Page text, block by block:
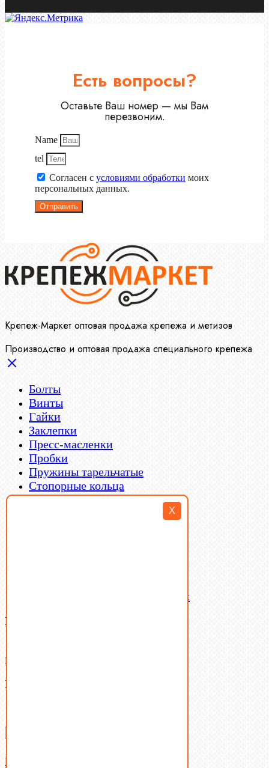
X
Есть вопросы?
Оставьте Ваш номер — мы Вам
перезвоним.
Name
tel
Согласен с условиями обработки моих
персональных данных.
Отправить
Крепеж-Маркет оптовая продажа крепежа и метизов
Производство и оптовая продажа специального крепежа
Болты
Винты
Гайки
Заклепки
Пресс-масленки
Пробки
Пружины тарельчатые
Стопорные кольца
Такелаж
Латунный и бронзовый крепеж
Ваша корзина
В корзине нет товаров.
Поиск
Don't show this popup again